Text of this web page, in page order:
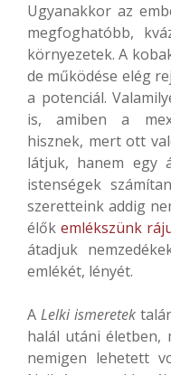
Ugyanakkor az
megfoghatóbb,
környezetek. A
de működése elég
a potenciál.
is, amiben a
hisznek, mert ott
látjuk, hanem egy
istenségek
szeretteink addig
élők emlékszünk
átadjuk
emlékét, lényét.
A Lelki ismeretek
halál utáni életben,
nemigen lehetett